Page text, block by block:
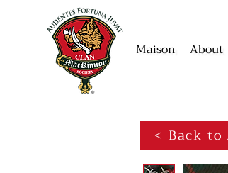
Maison About
< Back